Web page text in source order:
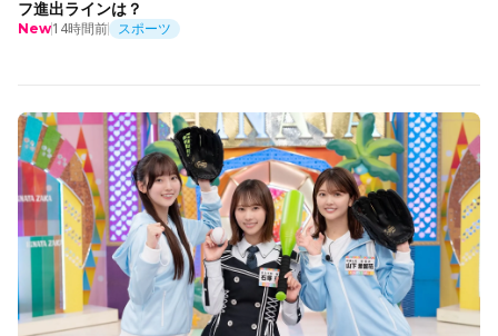
フ進出ラインは？
New14時間前 スポーツ